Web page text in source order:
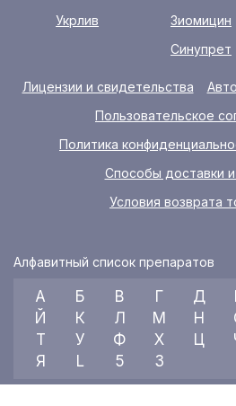
Укрлив
Зиомицин
Синупрет
Лицензии и свидетельства
Пользовательское
Политика
Способы доставки
Условия возврата
Алфавитный список препаратов
А Б В Г Д
Й
К Л М Н
Т
У Ф Х Ц
Я
L 5 3